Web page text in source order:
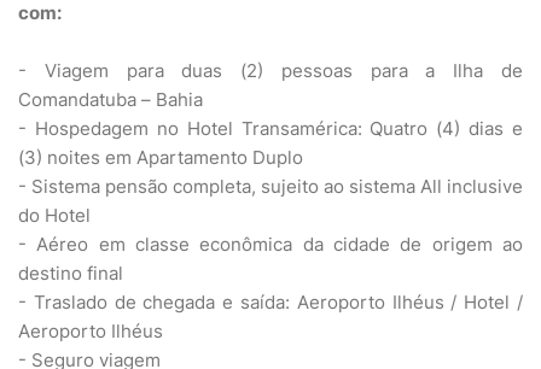
com:
- Viagem para duas (2) pessoas para a Ilha de
Comandatuba – Bahia
- Hospedagem no Hotel Transamérica: Quatro (4) dias e
(3) noites em Apartamento Duplo
- Sistema pensão completa, sujeito ao sistema All inclusive
do Hotel
- Aéreo em classe econômica da cidade de origem ao
destino final
- Traslado de chegada e saída: Aeroporto Ilhéus / Hotel /
Aeroporto Ilhéus
- Seguro viagem